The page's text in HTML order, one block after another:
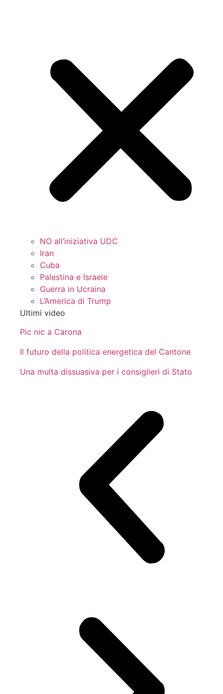
NO all’iniziativa UDC
Iran
Cuba
Palestina e Israele
Guerra in Ucraina
L’America di Trump
Ultimi video
Pic nic a Carona
Il futuro della politica energetica del Cantone
Una multa dissuasiva per i consiglieri di Stato